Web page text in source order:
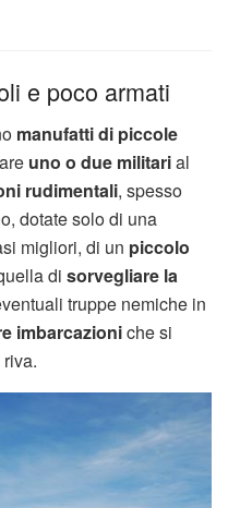
e poco armati
manufatti di piccole
uno o due militarial
rudimentali, spesso
dotate solo di una
migliori, di un piccolo
di sorvegliare la
truppe nemiche in
imbarcazioniche si